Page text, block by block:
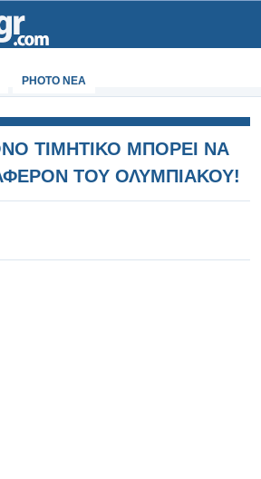
PHOTO NEA
ΤΙΜΗΤΙΚΟ ΜΠΟΡΕΙ ΝΑ
ΤΟΥ ΟΛΥΜΠΙΑΚΟΥ!